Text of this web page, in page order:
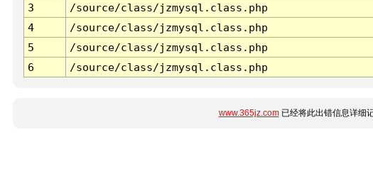
3
/source/class/jzmysql.class.php
4
/source/class/jzmysql.class.php
5
/source/class/jzmysql.class.php
6
/source/class/jzmysql.class.php
www.365jz.com已经将此出错信息详细